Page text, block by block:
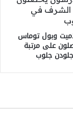
وبول توماس
على مرتبة
جلوب